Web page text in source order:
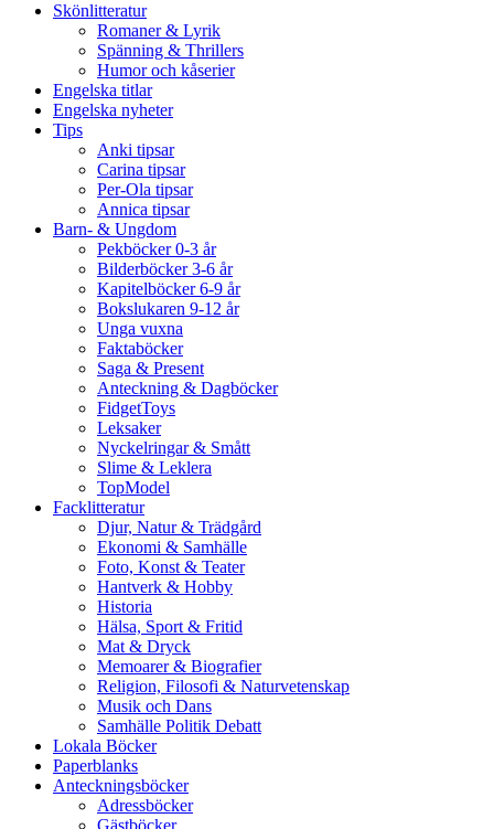
Skönlitteratur
Romaner & Lyrik
Spänning & Thrillers
Humor och kåserier
Engelska titlar
Engelska nyheter
Tips
Anki tipsar
Carina tipsar
Per-Ola tipsar
Annica tipsar
Barn- & Ungdom
Pekböcker 0-3 år
Bilderböcker 3-6 år
Kapitelböcker 6-9 år
Bokslukaren 9-12 år
Unga vuxna
Faktaböcker
Saga & Present
Anteckning & Dagböcker
FidgetToys
Leksaker
Nyckelringar & Smått
Slime & Leklera
TopModel
Facklitteratur
Djur, Natur & Trädgård
Ekonomi & Samhälle
Foto, Konst & Teater
Hantverk & Hobby
Historia
Hälsa, Sport & Fritid
Mat & Dryck
Memoarer & Biografier
Religion, Filosofi & Naturvetenskap
Musik och Dans
Samhälle Politik Debatt
Lokala Böcker
Paperblanks
Anteckningsböcker
Adressböcker
Gästböcker